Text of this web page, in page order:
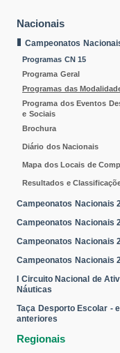
Está aqui
Nacionais
Campeonatos
Programas CN 15
Programa Geral
Programas das
Programa dos Eventos
e Sociais
Brochura
Diário dos Nacionais
Mapa dos Locais de
Resultados e
Campeonatos Nacionais
Campeonatos Nacionais
Campeonatos Nacionais
Campeonatos Nacionais
I Circuito Nacional de
Náuticas
Taça Desporto Escolar -
anteriores
Regionais